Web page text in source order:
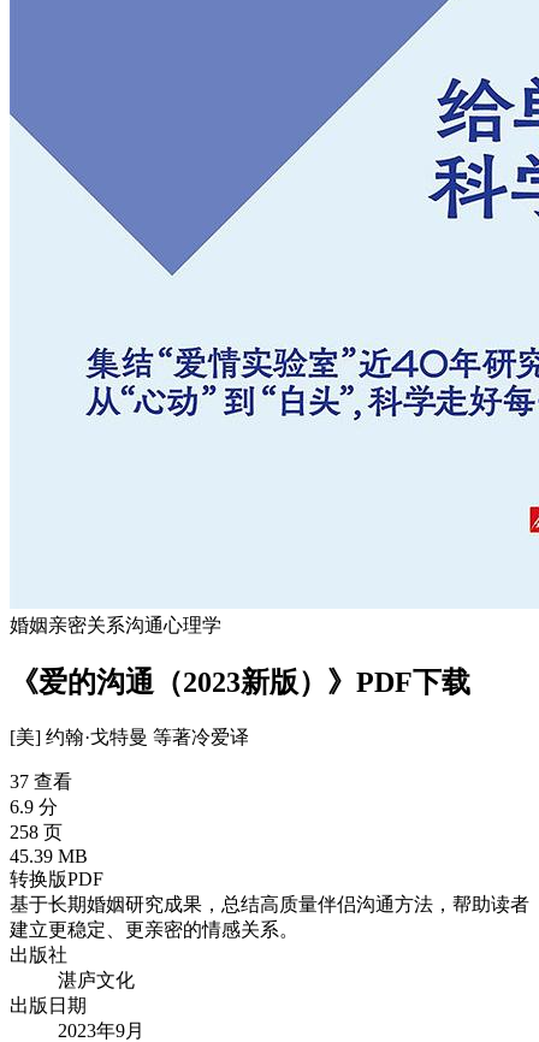
婚姻亲密关系沟通心理学
《爱的沟通（2023新版）》PDF下载
[美] 约翰·戈特曼 等著冷爱译
37 查看
6.9 分
258 页
45.39 MB
转换版PDF
基于长期婚姻研究成果，总结高质量伴侣沟通方法，帮助读者
建立更稳定、更亲密的情感关系。
出版社
湛庐文化
出版日期
2023年9月